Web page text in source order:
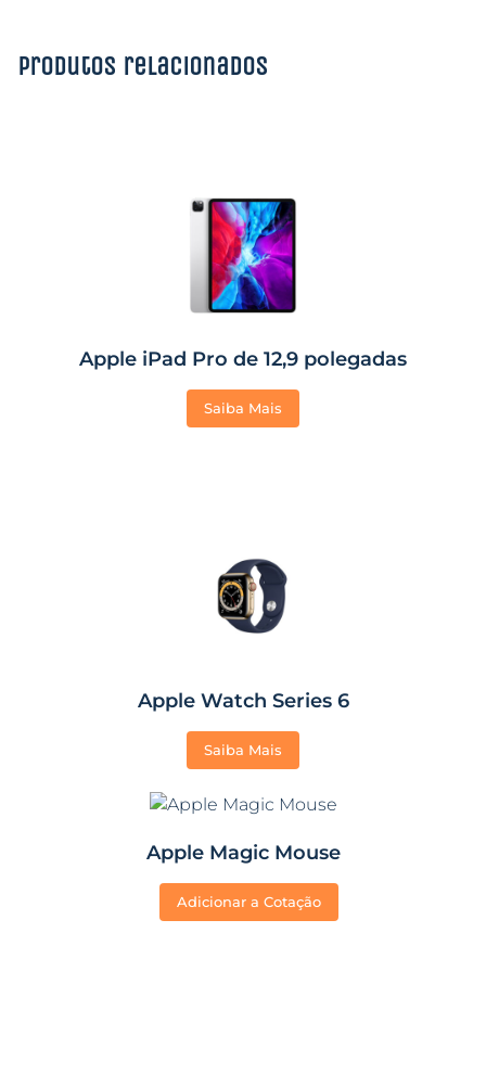
Produtos relacionados
Apple iPad Pro de 12,9 polegadas
Saiba Mais
Apple Watch Series 6
Saiba Mais
Apple Magic Mouse
Adicionar a Cotação